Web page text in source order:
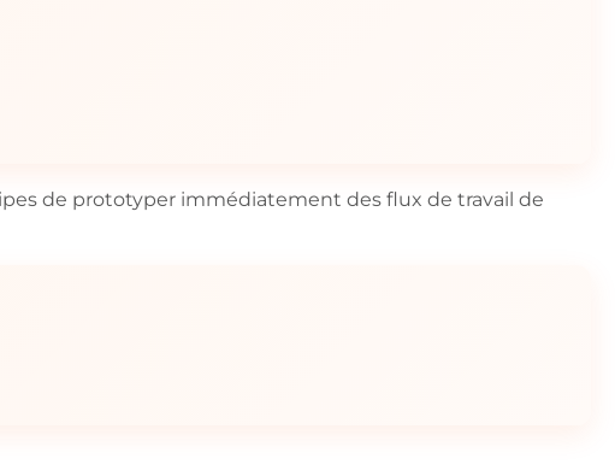
de prototyper immédiatement des flux de travail de